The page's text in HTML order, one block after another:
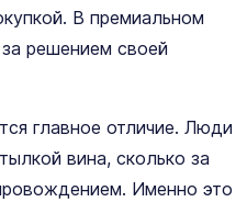
В премиальном
решением своей
главное отличие. Люди
вина, сколько за
Именно это